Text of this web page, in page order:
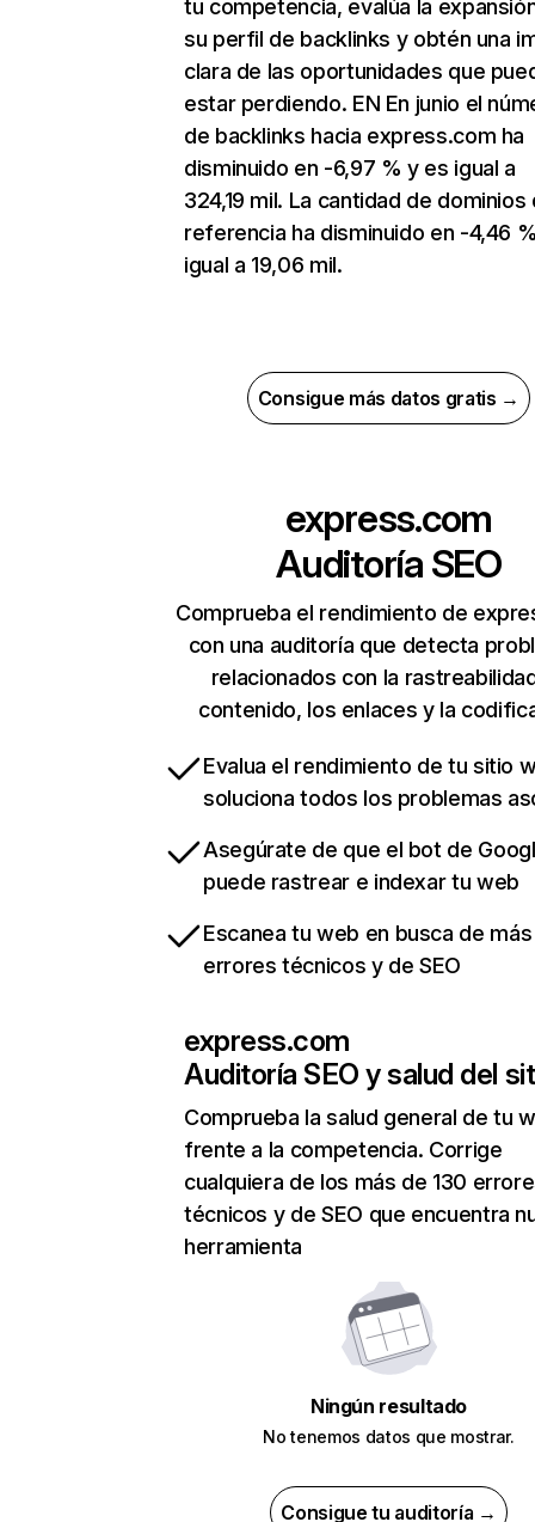
tu competencia, evalúa la
su perfil de backlinks y obtén una
clara de las oportunidades que
estar perdiendo. EN En junio el
de backlinks hacia express.com ha
disminuido en -6,97 % y es igual a
324,19 mil. La cantidad de dominios
referencia ha disminuido en -4,46
igual a 19,06 mil.
Consigue más datos gratis →
express.com
Auditoría SEO
Comprueba el rendimiento de
con una auditoría que detecta
relacionados con la
contenido, los enlaces y la
Evalua el rendimiento de tu sitio
soluciona todos los problemas
Asegúrate de que el bot de
puede rastrear e indexar tu web
Escanea tu web en busca de
errores técnicos y de SEO
express.com
Auditoría SEO y salud del
Comprueba la salud general de tu
frente a la competencia. Corrige
cualquiera de los más de 130
técnicos y de SEO que encuentra
herramienta
Ningún resultado
No tenemos datos que mostrar.
Consigue tu auditoría →